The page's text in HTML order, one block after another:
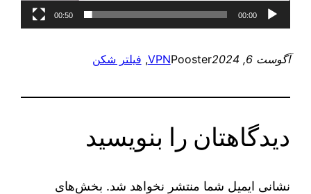
00:00
00:50
آگوست 6, 2024 Pooster
VPN
, فیلتر شکن
دیدگاهتان را بنویسید
نشانی ایمیل شما منتشر نخواهد شد. بخش‌های